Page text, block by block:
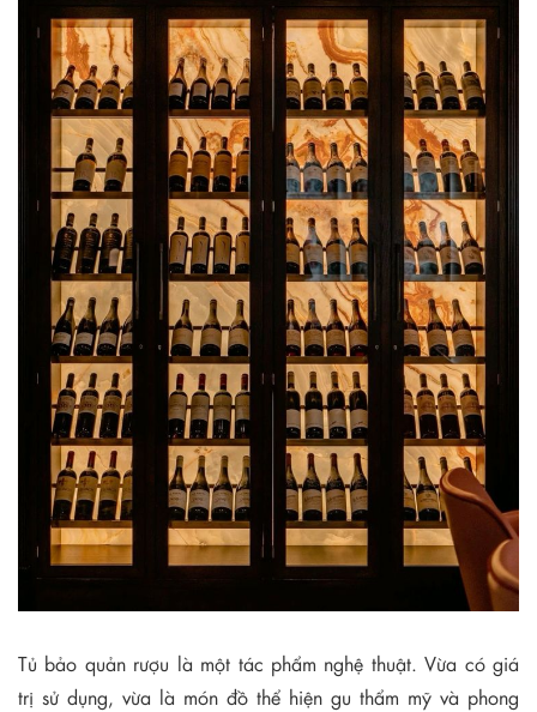
Tủ bảo quản rượu là một tác phẩm nghệ thuật. Vừa có giá
trị sử dụng, vừa là món đồ thể hiện gu thẩm mỹ và phong